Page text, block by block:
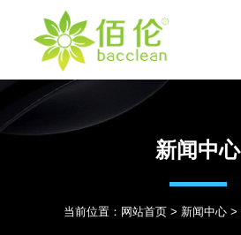
新闻中心
当前位置： 网站首页 > 新闻中心 >